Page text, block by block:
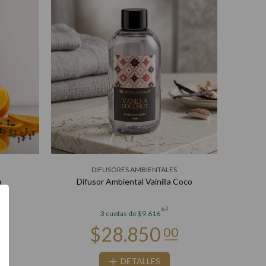
DIFUSORES AMBIENTALES
Difusor Ambiental Vainilla Coco
3 cuotas de $9.616
67
DETALLES